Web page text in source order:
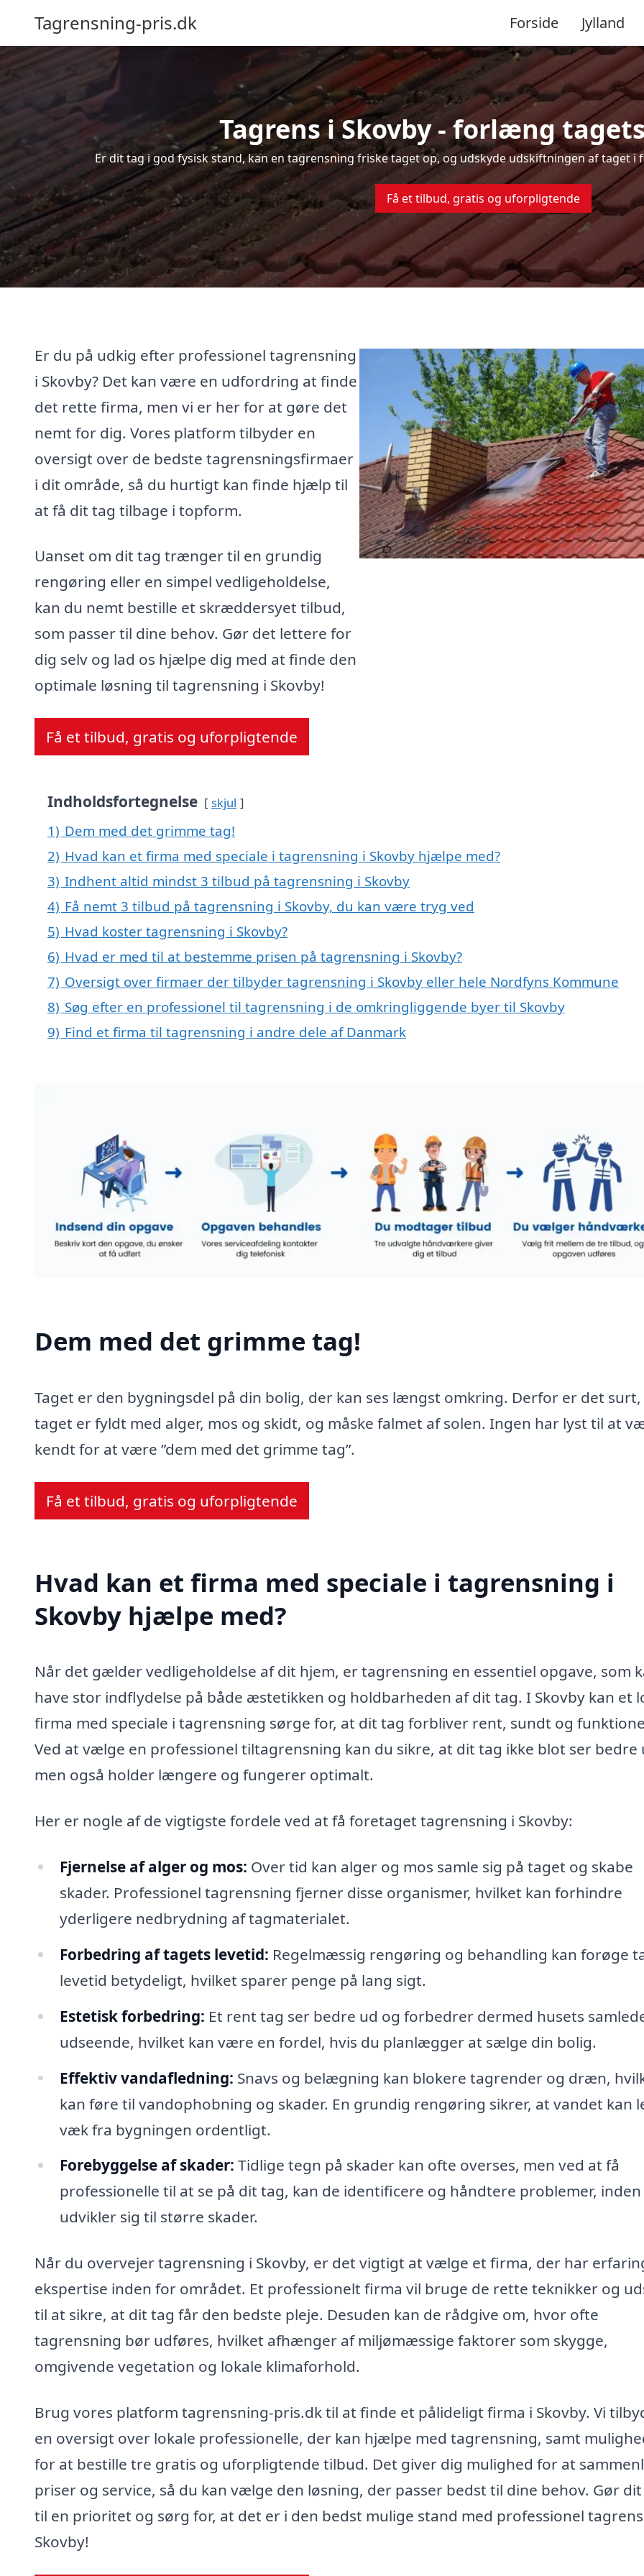
Tagrensning-pris.dk Forside Jylland
Tagrens i Skovby - forlæng
Er dit tag i god fysisk stand, kan en tagrensning friske taget op, og udskyde udskiftningen af taget i
Få et tilbud, gratis og uforpligtende
Er du på udkig efter professionel tagrensning
i Skovby? Det kan være en udfordring at finde
det rette firma, men vi er her for at gøre det
nemt for dig. Vores platform tilbyder en
oversigt over de bedste tagrensningsfirmaer
i dit område, så du hurtigt kan finde hjælp til
at få dit tag tilbage i topform.
Uanset om dit tag trænger til en grundig
rengøring eller en simpel vedligeholdelse,
kan du nemt bestille et skræddersyet tilbud,
som passer til dine behov. Gør det lettere for
dig selv og lad os hjælpe dig med at finde den
optimale løsning til tagrensning i Skovby!
Få et tilbud, gratis og uforpligtende
Indholdsfortegnelse skjul
1) Dem med det grimme tag!
2) Hvad kan et firma med speciale i tagrensning i Skovby hjælpe med?
3) Indhent altid mindst 3 tilbud på tagrensning i Skovby
4) Få nemt 3 tilbud på tagrensning i Skovby, du kan være tryg ved
5) Hvad koster tagrensning i Skovby?
6) Hvad er med til at bestemme prisen på tagrensning i Skovby?
7) Oversigt over firmaer der tilbyder tagrensning i Skovby eller hele Nordfyns Kommune
8) Søg efter en professionel til tagrensning i de omkringliggende byer til Skovby
9) Find et firma til tagrensning i andre dele af Danmark
Dem med det grimme tag!
Taget er den bygningsdel på din bolig, der kan ses længst omkring. Derfor er det
taget er fyldt med alger, mos og skidt, og måske falmet af solen. Ingen har lyst til at
kendt for at være ”dem med det grimme tag”.
Få et tilbud, gratis og uforpligtende
Hvad kan et firma med speciale i tagrensning i
Skovby hjælpe med?
Når det gælder vedligeholdelse af dit hjem, er tagrensning en essentiel opgave, som
have stor indflydelse på både æstetikken og holdbarheden af dit tag. I Skovby kan et
firma med speciale i tagrensning sørge for, at dit tag forbliver rent, sundt og
Ved at vælge en professionel tiltagrensning kan du sikre, at dit tag ikke blot ser bedre
men også holder længere og fungerer optimalt.
Her er nogle af de vigtigste fordele ved at få foretaget tagrensning i Skovby:
Fjernelse af alger og mos: Over tid kan alger og mos samle sig på taget og skabe
skader. Professionel tagrensning fjerner disse organismer, hvilket kan forhindre
yderligere nedbrydning af tagmaterialet.
Forbedring af tagets levetid: Regelmæssig rengøring og behandling kan forøge
levetid betydeligt, hvilket sparer penge på lang sigt.
Estetisk forbedring: Et rent tag ser bedre ud og forbedrer dermed husets
udseende, hvilket kan være en fordel, hvis du planlægger at sælge din bolig.
Effektiv vandafledning: Snavs og belægning kan blokere tagrender og dræn,
kan føre til vandophobning og skader. En grundig rengøring sikrer, at vandet kan
væk fra bygningen ordentligt.
Forebyggelse af skader: Tidlige tegn på skader kan ofte overses, men ved at få
professionelle til at se på dit tag, kan de identificere og håndtere problemer, inden
udvikler sig til større skader.
Når du overvejer tagrensning i Skovby, er det vigtigt at vælge et firma, der har
ekspertise inden for området. Et professionelt firma vil bruge de rette teknikker og
til at sikre, at dit tag får den bedste pleje. Desuden kan de rådgive om, hvor ofte
tagrensning bør udføres, hvilket afhænger af miljømæssige faktorer som skygge,
omgivende vegetation og lokale klimaforhold.
Brug vores platform tagrensning-pris.dk til at finde et pålideligt firma i Skovby. Vi
en oversigt over lokale professionelle, der kan hjælpe med tagrensning, samt
for at bestille tre gratis og uforpligtende tilbud. Det giver dig mulighed for at
priser og service, så du kan vælge den løsning, der passer bedst til dine behov. Gør
til en prioritet og sørg for, at det er i den bedst mulige stand med professionel
Skovby!